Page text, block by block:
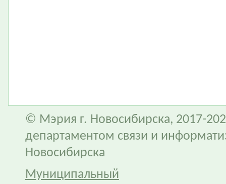
© Мэрия г. Новосибирска, 2017-
департаментом связи и
Новосибирска
Муниципальный